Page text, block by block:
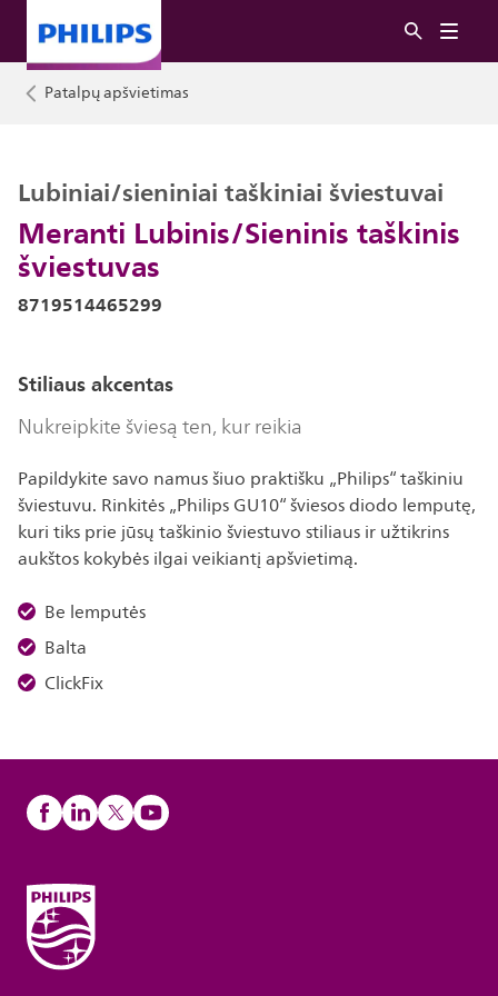
Patalpų apšvietimas
Meranti Lubinis/Sieninis taškinis
šviestuvas
Lubiniai/sieniniai taškiniai šviestuvai
8719514465299
Stiliaus akcentas
Nukreipkite šviesą ten, kur reikia
Papildykite savo namus šiuo praktišku „Philips“ taškiniu
šviestuvu. Rinkitės „Philips GU10“ šviesos diodo lemputę,
kuri tiks prie jūsų taškinio šviestuvo stiliaus ir užtikrins
aukštos kokybės ilgai veikiantį apšvietimą.
Be lemputės
Balta
ClickFix